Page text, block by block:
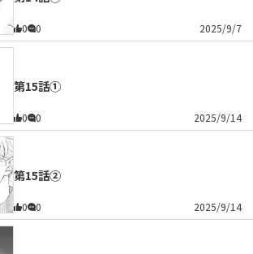
0 0 2025/9/7
第15話①
0 0 2025/9/14
第15話②
0 0 2025/9/14